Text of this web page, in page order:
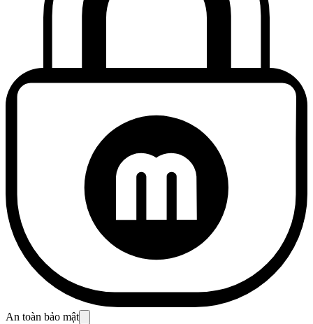
An toàn bảo mật